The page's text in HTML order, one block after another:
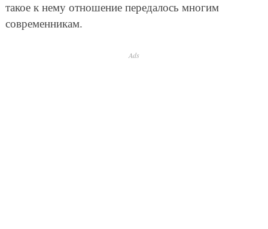
такое к нему отношение передалось многим
современникам.
Ads